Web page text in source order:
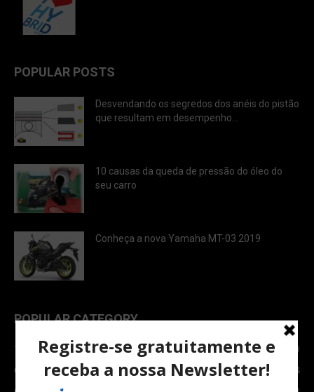
POPULAR POSTS
Desvendando os segredos dos anéis do pistão
que resultam em desempenho...
10 causas da queda de pressão do óleo do
seu carro
Conheça a nova Yamaha MT-03 2019
POPULAR CATEGORY
TOPNEWS
7089
Carro e Moto
3764